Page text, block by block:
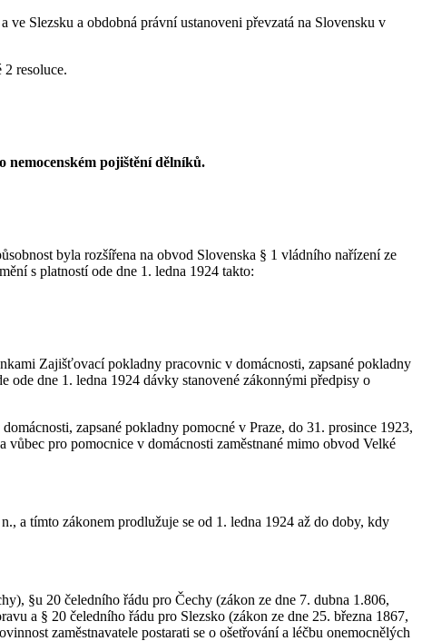
Slezsku a obdobná právní ustanoveni převzatá na Slovensku v
resoluce.
nemocenském pojištění dělníků.
byla rozšířena na obvod Slovenska § 1 vládního nařízení ze
s platností ode dne 1. ledna 1924 takto:
Zajišťovací pokladny pracovnic v domácnosti, zapsané pokladny
dne 1. ledna 1924 dávky stanovené zákonnými předpisy o
zapsané pokladny pomocné v Praze, do 31. prosince 1923,
pro pomocnice v domácnosti zaměstnané mimo obvod Velké
a tímto zákonem prodlužuje se od 1. ledna 1924 až do doby, kdy
§u 20 čeledního řádu pro Čechy (zákon ze dne 7. dubna 1.806,
a § 20 čeledního řádu pro Slezsko (zákon ze dne 25. března 1867,
zaměstnavatele postarati se o ošetřování a léčbu onemocnělých